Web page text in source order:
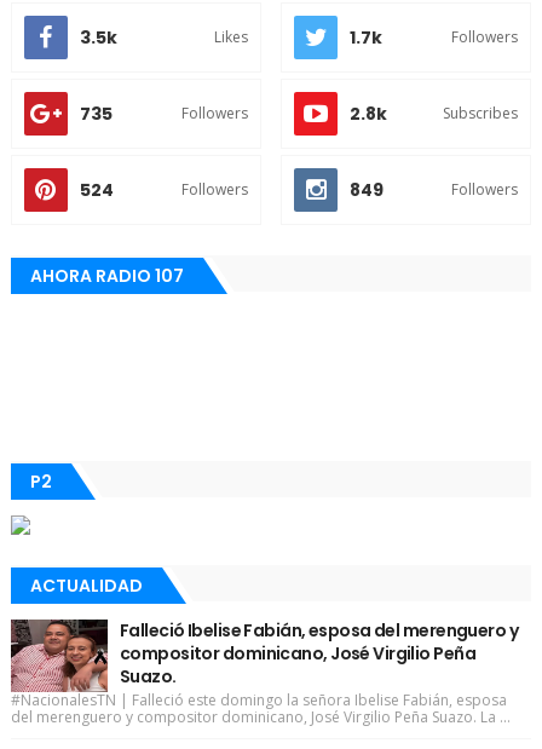
3.5k Likes 1.7k Followers
735 Followers 2.8k Subscribes
524 Followers 849 Followers
AHORA RADIO 107
P2
ACTUALIDAD
Falleció Ibelise Fabián, esposa del merenguero y
compositor dominicano, José Virgilio Peña
Suazo.
#NacionalesTN | Falleció este domingo la señora Ibelise Fabián, esposa
del merenguero y compositor dominicano, José Virgilio Peña Suazo. La ...